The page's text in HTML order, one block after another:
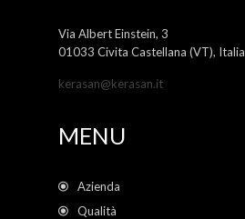
Via Albert Einstein, 3
01033 Civita Castellana (VT), Italia
kerasan@kerasan.it
MENU
Azienda
Qualità